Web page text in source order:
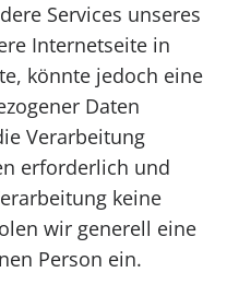
Services unseres
Internetseite in
könnte jedoch eine
Daten
Verarbeitung
erforderlich und
keine
wir generell eine
Person ein.